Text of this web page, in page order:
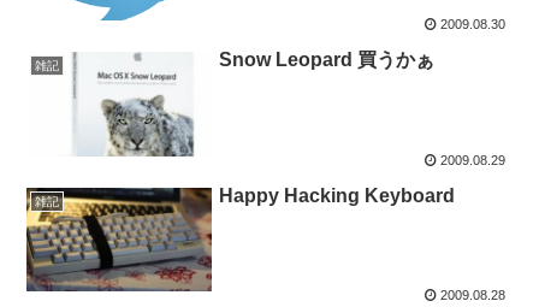
2009.08.30
雑記 Snow Leopard 買うかぁ
2009.08.29
雑記 Happy Hacking Keyboard
2009.08.28